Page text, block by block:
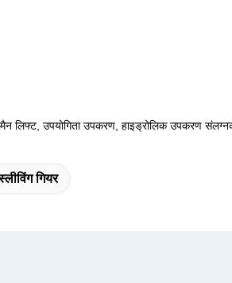
मैन लिफ्ट, उपयोगिता उपकरण, हाइड्रोलिक उपकरण
गियर